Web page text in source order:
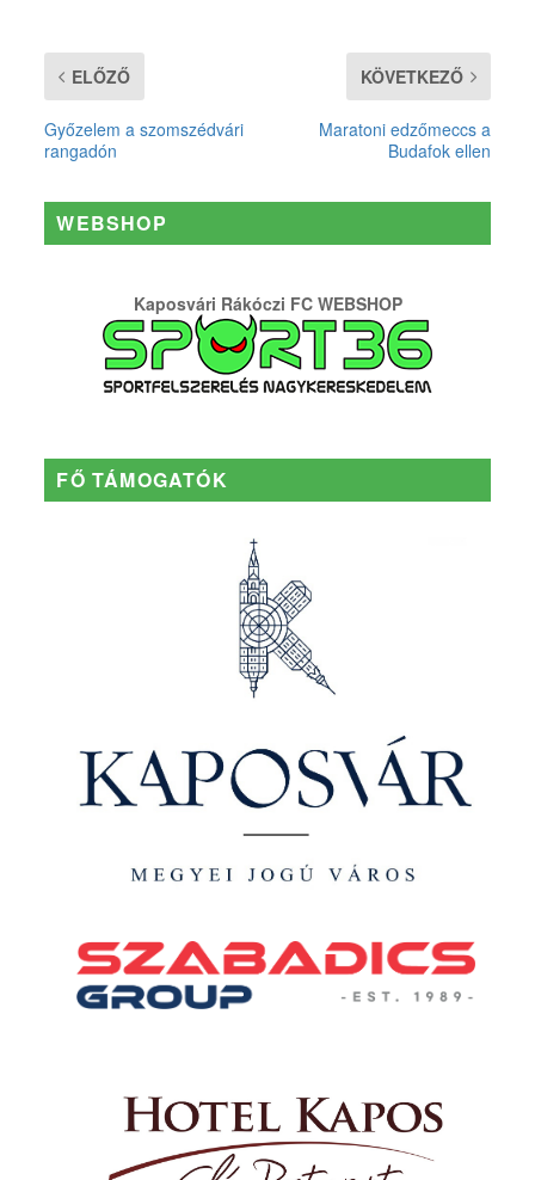
ELŐZŐ
Győzelem a szomszédvári
rangadón
KÖVETKEZŐ
Maratoni edzőmeccs a
Budafok ellen
WEBSHOP
Kaposvári Rákóczi FC WEBSHOP
FŐ TÁMOGATÓK